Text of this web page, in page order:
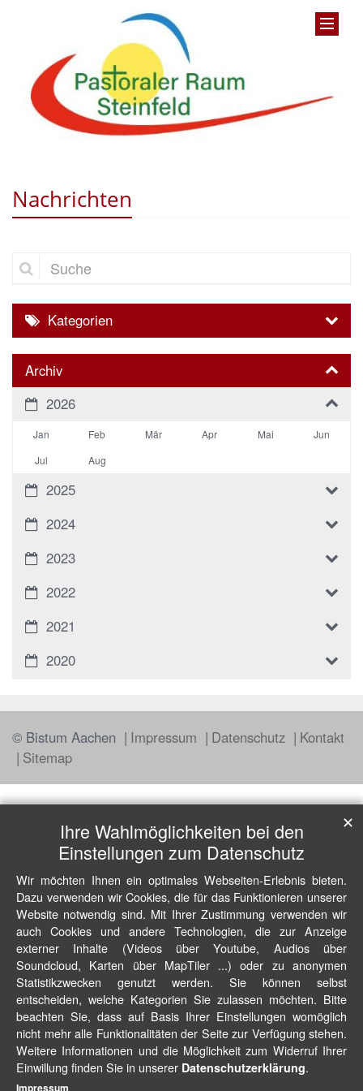
Nachrichten
Suche
Kategorien
Archiv
2026
Jan Feb Mär Apr Mai
Jun
Jul
Aug
2025
2024
2023
2022
2021
2020
© Bistum Aachen Impressum Datenschutz
Kontakt
Sitemap
Ihre Wahlmöglichkeiten bei den
Einstellungen zum Datenschutz
Wir möchten Ihnen ein optimales Webseiten-Erlebnis bieten.
Dazu verwenden wir Cookies, die für das Funktionieren unserer
Website notwendig sind. Mit Ihrer Zustimmung verwenden wir
auch Cookies und andere Technologien, die zur Anzeige
externer Inhalte (Videos über Youtube, Audios über
Soundcloud, Karten über MapTiler ...) oder zu anonymen
Statistikzwecken genutzt werden. Sie können selbst
entscheiden, welche Kategorien Sie zulassen möchten. Bitte
beachten Sie, dass auf Basis Ihrer Einstellungen womöglich
nicht mehr alle Funktionalitäten der Seite zur Verfügung stehen.
Weitere Informationen und die Möglichkeit zum Widerruf Ihrer
Einwillung finden Sie in unserer Datenschutzerklärung.
✕
Impressum